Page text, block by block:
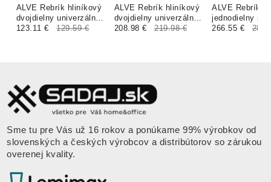
ALVE Rebrík hliníkový
dvojdielny univerzálny
7507 PROFI
123.11 € 129.59 €
ALVE Rebrík hliníkový
dvojdielny univerzálny
7513 PROFI
208.98 € 219.98 €
ALVE Rebrík
jednodielny so
stabilizátorom
266.55 €
Sme tu pre Vás už 16 rokov a ponúkame 99% výrobkov od
slovenských a českých výrobcov a distribútorov so zárukou
overenej kvality.